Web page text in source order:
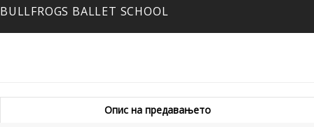
ББ Одговорност❭
Поддршка ❭
BULLFROGS BALLET SCHOOL
Опис на предавањето